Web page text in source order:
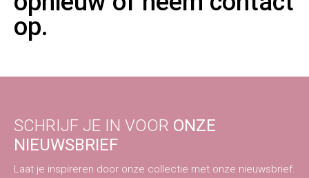
op.
SCHRIJF JE IN VOOR ONZE
NIEUWSBRIEF
Laat je inspireren door onze collectie met onze nieuwsbrief.